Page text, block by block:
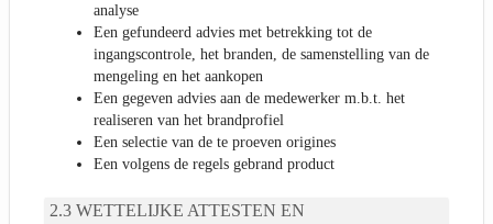
analyse
Een gefundeerd advies met betrekking tot de
ingangscontrole, het branden, de samenstelling van de
mengeling en het aankopen
Een gegeven advies aan de medewerker m.b.t. het
realiseren van het brandprofiel
Een selectie van de te proeven origines
Een volgens de regels gebrand product
WETTELIJKE ATTESTEN EN